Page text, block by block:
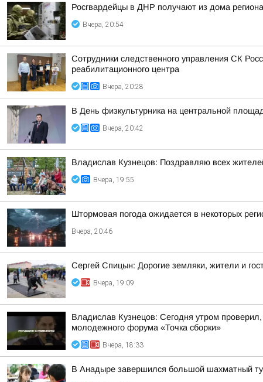
Росгвардейцы в ДНР получают из дома
Вчера, 20:54
Сотрудники следственного управления СК
реабилитационного центра
Вчера, 20:28
В День физкультурника на центральной
Вчера, 20:42
Владислав Кузнецов: Поздравляю всех
Вчера, 19:55
Штормовая погода ожидается в некоторых
Вчера, 20:46
Сергей Спицын: Дорогие земляки, жители и
Вчера, 19:09
Владислав Кузнецов: Сегодня утром
молодежного форума «Точка сборки»
Вчера, 18:33
В Анадыре завершился большой шахматный